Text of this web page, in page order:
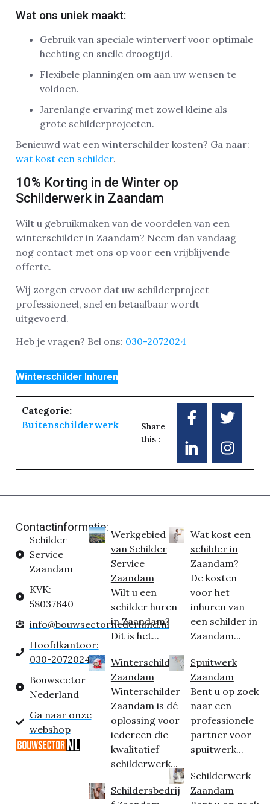
Wat ons uniek maakt:
Gebruik van speciale winterverf voor optimale
hechting en snelle droogtijd.
Flexibele planningen om aan uw wensen te
voldoen.
Jarenlange ervaring met zowel kleine als
grote schilderprojecten.
Benieuwd wat een winterschilder kosten? Ga naar:
wat kost een schilder.
10% Korting in de Winter op
Schilderwerk in Zaandam
Wilt u gebruikmaken van de voordelen van een
winterschilder in Zaandam? Neem dan vandaag
nog contact met ons op voor een vrijblijvende
offerte.
Wij zorgen ervoor dat uw schilderproject
professioneel, snel en betaalbaar wordt
uitgevoerd.
Heb je vragen? Bel ons: 030-2072024
Winterschilder Inhuren
Categorie:
Buitenschilderwerk
Share
this :
Contactinformatie:
Schilder
Service
Zaandam
KVK:
58037640
info@bouwsectornederland.nl
Hoofdkantoor:
030-2072024
Bouwsector
Nederland
Ga naar onze
webshop
Werkgebied
van Schilder
Service
Zaandam
Wilt u een
schilder huren
in Zaandam?
Dit is het...
Winterschilder
Zaandam
Winterschilder
Zaandam is dé
oplossing voor
iedereen die
kwalitatief
schilderwerk...
Schildersbedrij
Wat kost een
schilder in
Zaandam?
De kosten
voor het
inhuren van
een schilder in
Zaandam...
Spuitwerk
Zaandam
Bent u op zoek
naar een
professionele
partner voor
spuitwerk...
Schilderwerk
Zaandam